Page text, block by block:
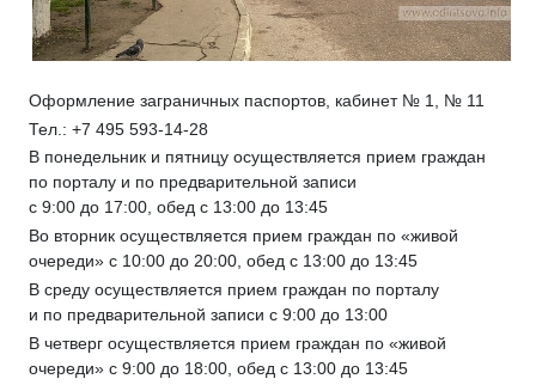
Оформление заграничных паспортов, кабинет № 1, № 11
Тел.: +7 495 593-14-28
В понедельник и пятницу осуществляется прием граждан
по порталу и по предварительной записи
с 9:00 до 17:00, обед с 13:00 до 13:45
Во вторник осуществляется прием граждан по «живой
очереди» с 10:00 до 20:00, обед с 13:00 до 13:45
В среду осуществляется прием граждан по порталу
и по предварительной записи с 9:00 до 13:00
В четверг осуществляется прием граждан по «живой
очереди» с 9:00 до 18:00, обед с 13:00 до 13:45